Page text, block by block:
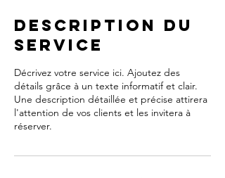
Description du
service
Décrivez votre service ici. Ajoutez des
détails grâce à un texte informatif et clair.
Une description détaillée et précise attirera
l'attention de vos clients et les invitera à
réserver.